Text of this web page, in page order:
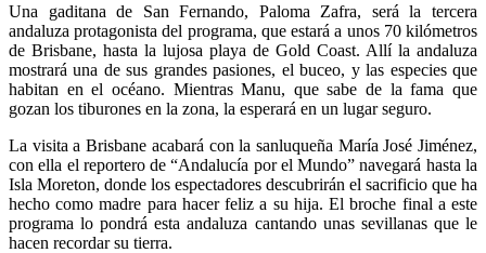
Una gaditana de San Fernando, Paloma Zafra, será la tercera
andaluza protagonista del programa, que estará a unos 70 kilómetros
de Brisbane, hasta la lujosa playa de Gold Coast. Allí la andaluza
mostrará una de sus grandes pasiones, el buceo, y las especies que
habitan en el océano. Mientras Manu, que sabe de la fama que
gozan los tiburones en la zona, la esperará en un lugar seguro.
La visita a Brisbane acabará con la sanluqueña María José Jiménez,
con ella el reportero de “Andalucía por el Mundo” navegará hasta la
Isla Moreton, donde los espectadores descubrirán el sacrificio que ha
hecho como madre para hacer feliz a su hija. El broche final a este
programa lo pondrá esta andaluza cantando unas sevillanas que le
hacen recordar su tierra.